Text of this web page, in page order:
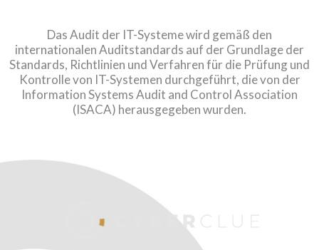
Das Audit der IT-Systeme wird gemäß den
internationalen Auditstandards auf der Grundlage der
Standards, Richtlinien und Verfahren für die Prüfung und
Kontrolle von IT-Systemen durchgeführt, die von der
Information Systems Audit and Control Association
(ISACA) herausgegeben wurden.